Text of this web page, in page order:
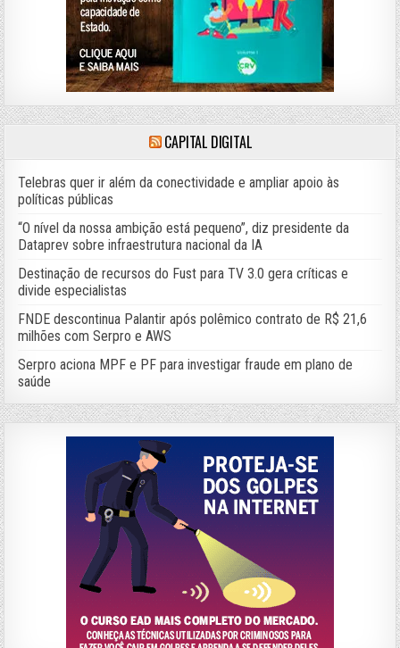
CAPITAL DIGITAL
Telebras quer ir além da conectividade e ampliar apoio às
políticas públicas
“O nível da nossa ambição está pequeno”, diz presidente da
Dataprev sobre infraestrutura nacional da IA
Destinação de recursos do Fust para TV 3.0 gera críticas e
divide especialistas
FNDE descontinua Palantir após polêmico contrato de R$ 21,6
milhões com Serpro e AWS
Serpro aciona MPF e PF para investigar fraude em plano de
saúde